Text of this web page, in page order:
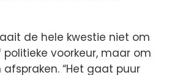
de hele kwestie niet om
voorkeur, maar om
“Het gaat puur